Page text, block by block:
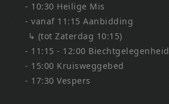
- 10:30 Heilige Mis
- vanaf 11:15 Aanbidding
↳ (tot Zaterdag 10:15)
- 11:15 - 12:00 Biechtgelegenheid
- 15:00 Kruisweggebed
- 17:30 Vespers